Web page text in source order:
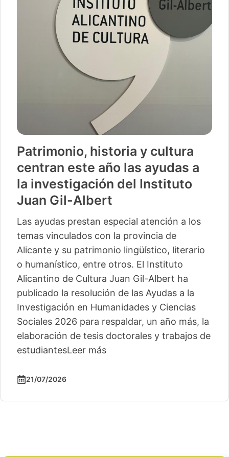
Patrimonio, historia y cultura
centran este año las ayudas a
la investigación del Instituto
Juan Gil-Albert
Las ayudas prestan especial atención a los
temas vinculados con la provincia de
Alicante y su patrimonio lingüístico, literario
o humanístico, entre otros. El Instituto
Alicantino de Cultura Juan Gil-Albert ha
publicado la resolución de las Ayudas a la
Investigación en Humanidades y Ciencias
Sociales 2026 para respaldar, un año más, la
elaboración de tesis doctorales y trabajos de
estudiantesLeer más
21/07/2026